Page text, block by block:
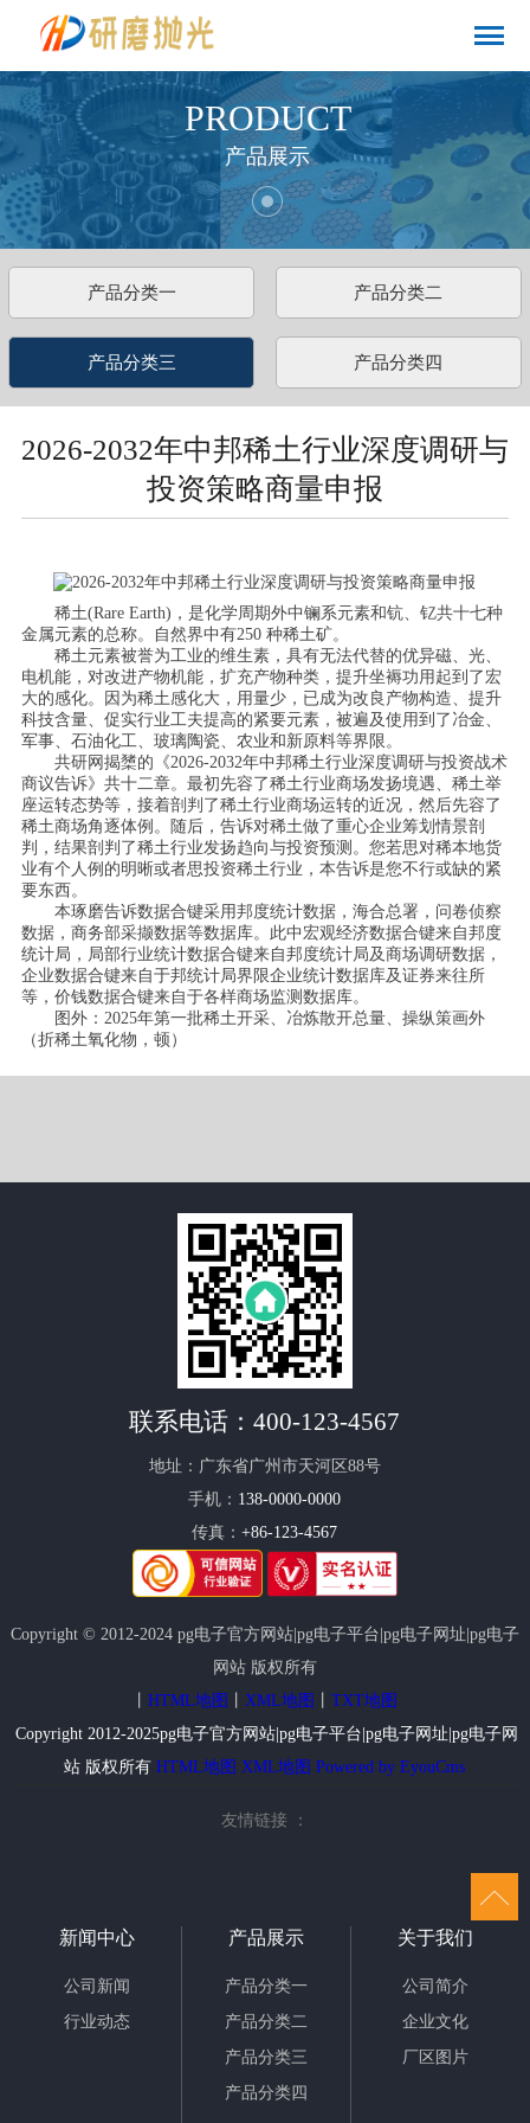
PRODUCT
产品展示
产品分类一 产品分类二
产品分类三 产品分类四
2026-2032年中邦稀土行业深度调研与
投资策略商量申报
稀土(Rare Earth)，是化学周期外中镧系元素和钪、钇共十七种
金属元素的总称。自然界中有250 种稀土矿。
稀土元素被誉为工业的维生素，具有无法代替的优异磁、光、
电机能，对改进产物机能，扩充产物种类，提升坐褥功用起到了宏
大的感化。因为稀土感化大，用量少，已成为改良产物构造、提升
科技含量、促实行业工夫提高的紧要元素，被遍及使用到了冶金、
军事、石油化工、玻璃陶瓷、农业和新原料等界限。
共研网揭橥的《2026-2032年中邦稀土行业深度调研与投资战术
商议告诉》共十二章。最初先容了稀土行业商场发扬境遇、稀土举
座运转态势等，接着剖判了稀土行业商场运转的近况，然后先容了
稀土商场角逐体例。随后，告诉对稀土做了重心企业筹划情景剖
判，结果剖判了稀土行业发扬趋向与投资预测。您若思对稀本地货
业有个人例的明晰或者思投资稀土行业，本告诉是您不行或缺的紧
要东西。
本琢磨告诉数据合键采用邦度统计数据，海合总署，问卷侦察
数据，商务部采撷数据等数据库。此中宏观经济数据合键来自邦度
统计局，局部行业统计数据合键来自邦度统计局及商场调研数据，
企业数据合键来自于邦统计局界限企业统计数据库及证券来往所
等，价钱数据合键来自于各样商场监测数据库。
图外：2025年第一批稀土开采、冶炼散开总量、操纵策画外
（折稀土氧化物，顿）
联系电话：400-123-4567
地址：广东省广州市天河区88号
手机： 138-0000-0000
传真：+86-123-4567
Copyright © 2012-2024 pg电子官方网站|pg电子平台|pg电子网址|pg电子
网站 版权所有
丨HTML地图 XML地图 丨TXT地图
Copyright 2012-2025pg电子官方网站|pg电子平台|pg电子网址|pg电子网
站 版权所有HTML地图 XML地图 Powered by EyouCms
友情链接 ：
关于我们
公司简介
企业文化
厂区图片
产品展示
产品分类一
产品分类二
产品分类三
产品分类四
新闻中心
公司新闻
行业动态